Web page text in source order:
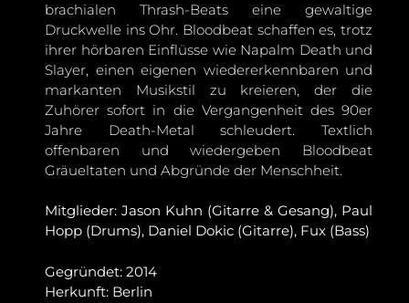
brachialen Thrash-Beats eine gewaltige
Druckwelle ins Ohr. Bloodbeat schaffen es, trotz
ihrer hörbaren Einflüsse wie Napalm Death und
Slayer, einen eigenen wiedererkennbaren und
markanten Musikstil zu kreieren, der die
Zuhörer sofort in die Vergangenheit des 90er
Jahre Death-Metal schleudert. Textlich
offenbaren und wiedergeben Bloodbeat
Gräueltaten und Abgründe der Menschheit.
Mitglieder: Jason Kuhn (Gitarre & Gesang), Paul
Hopp (Drums), Daniel Dokic (Gitarre), Fux (Bass)
Gegründet: 2014
Herkunft: Berlin